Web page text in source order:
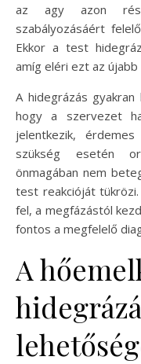
az agy azon
szabályozásáért
Ekkor a test
amíg eléri ezt az
A hidegrázás
hogy a szervezet
jelentkezik,
szükség esetén
önmagában nem
test reakcióját
fel, a megfázástól
fontos a megfelelő
A